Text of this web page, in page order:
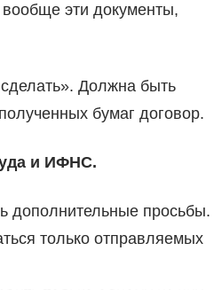
эти документы,
Должна быть
бумаг договор.
и ИФНС.
дополнительные просьбы.
только отправляемых